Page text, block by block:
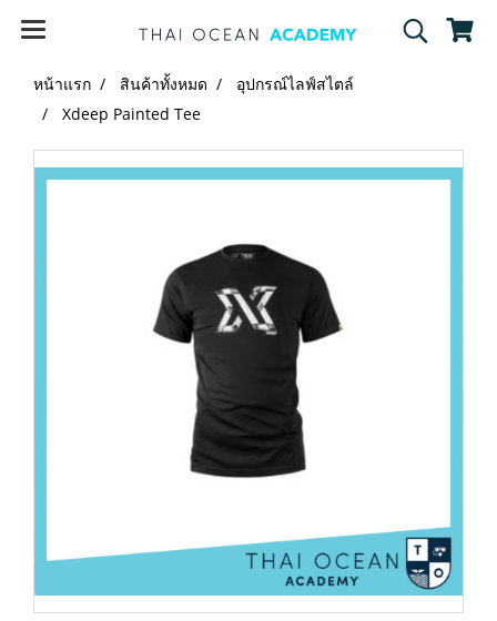
หน้าแรก สินค้าทั้งหมด
อุปกรณ์ไลฟ์สไตล์
Xdeep Painted Tee